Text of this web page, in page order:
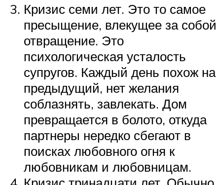
Кризис семи лет. Это то самое
пресыщение, влекущее за собой
отвращение. Это
психологическая усталость
супругов. Каждый день похож на
предыдущий, нет желания
соблазнять, завлекать. Дом
превращается в болото, откуда
партнеры нередко сбегают в
поисках любовного огня к
любовникам и любовницам.